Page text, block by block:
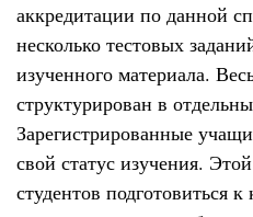
аккредитации по данной
несколько тестовых
изученного материала.
структурирован в
Зарегистрированные
свой статус изучения.
студентов подготовиться